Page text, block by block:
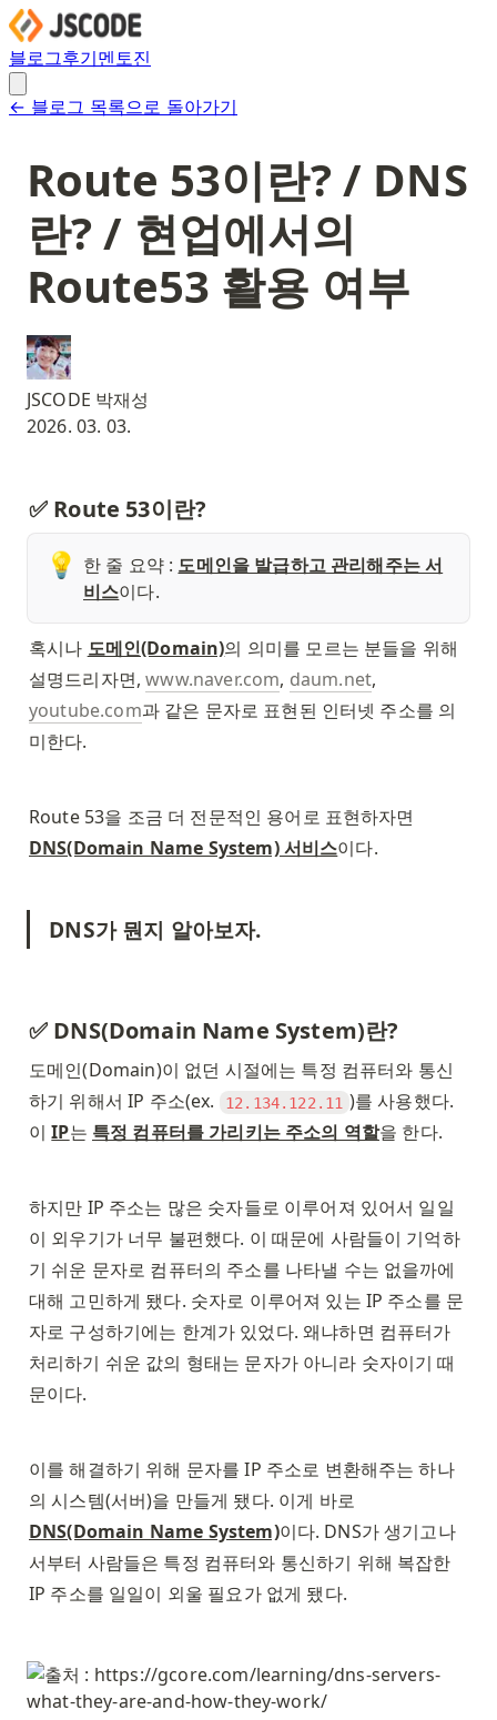
블로그후기멘토진
← 블로그 목록으로 돌아가기
Route 53이란? / DNS
란? / 현업에서의
Route53 활용 여부
JSCODE 박재성
2026. 03. 03.
✅ Route 53이란?
💡 한 줄 요약 : 도메인을 발급하고 관리해주는 서
비스이다.
혹시나 도메인(Domain)의 의미를 모르는 분들을 위해
설명드리자면, www.naver.com, daum.net
youtube.com과 같은 문자로 표현된 인터넷 주소를 의
미한다.
DNS(Domain Name System) 서비스이다.
DNS가 뭔지 알아보자.
✅ DNS(Domain Name System)란?
도메인(Domain)이 없던 시절에는 특정 컴퓨터와 통신
하기 위해서 IP 주소(ex.
12.134.122.11 )를 사용했다.
이 IP는 특정 컴퓨터를 가리키는 주소의 역할을 한다.
하지만 IP 주소는 많은 숫자들로 이루어져 있어서 일일
이 외우기가 너무 불편했다. 이 때문에 사람들이 기억하
기 쉬운 문자로 컴퓨터의 주소를 나타낼 수는 없을까에
대해 고민하게 됐다. 숫자로 이루어져 있는 IP 주소를 문
자로 구성하기에는 한계가 있었다. 왜냐하면 컴퓨터가
처리하기 쉬운 값의 형태는 문자가 아니라 숫자이기 때
문이다.
이를 해결하기 위해 문자를 IP 주소로 변환해주는 하나
DNS(Domain Name System)이다. DNS가 생기고나
서부터 사람들은 특정 컴퓨터와 통신하기 위해 복잡한
IP 주소를 일일이 외울 필요가 없게 됐다.